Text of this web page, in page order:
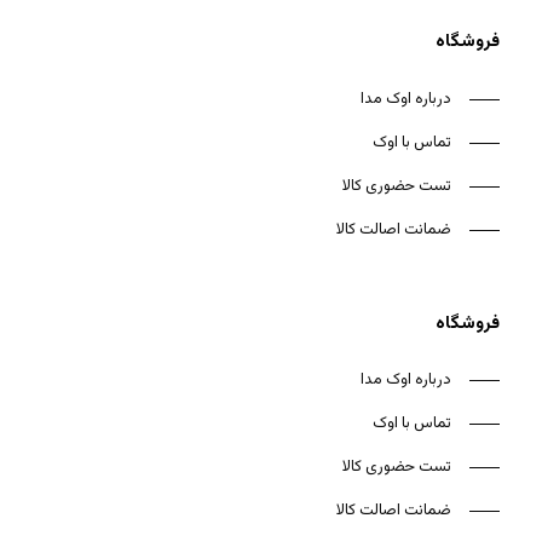
فروشگاه
درباره اوک مدا
تماس با اوک
تست حضوری کالا
ضمانت اصالت کالا
فروشگاه
درباره اوک مدا
تماس با اوک
تست حضوری کالا
ضمانت اصالت کالا